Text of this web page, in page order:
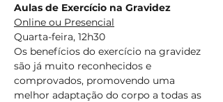
Aulas de Exercício na Gravidez
Online ou Presencial
Quarta-feira, 12h30
Os benefícios do exercício na gravidez
são já muito reconhecidos e
comprovados, promovendo uma
melhor adaptação do corpo a todas as